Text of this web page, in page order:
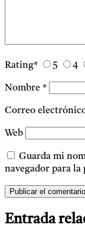
Rating* 5 4
Nombre *
Correo
Web
Guarda mi
navegador para la
Entrada